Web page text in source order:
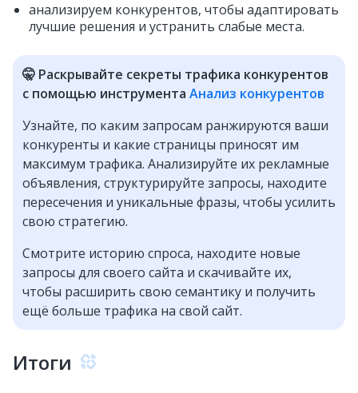
анализируем конкурентов, чтобы адаптировать
лучшие решения и устранить слабые места.
🤫 Раскрывайте секреты трафика конкурентов
с помощью инструмента Анализ конкурентов
Узнайте, по каким запросам ранжируются ваши
конкуренты и какие страницы приносят им
максимум трафика. Анализируйте их рекламные
объявления, структурируйте запросы, находите
пересечения и уникальные фразы, чтобы усилить
свою стратегию.
Смотрите историю спроса, находите новые
запросы для своего сайта и скачивайте их,
чтобы расширить свою семантику и получить
ещё больше трафика на свой сайт.
Итоги